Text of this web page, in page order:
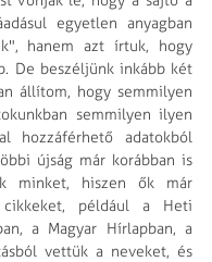
egyetlen anyagban
hanem azt írtuk, hogy
De beszéljünk inkább két
állítom, hogy semmilyen
semmilyen ilyen
hozzáférhető adatokból
újság már korábban is
minket, hiszen ők már
például a Heti
a Magyar Hírlapban, a
vettük a neveket, és